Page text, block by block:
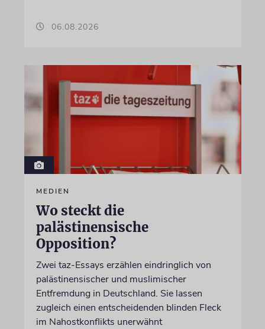
06.08.2026
MEDIEN
Wo steckt die
palästinensische
Opposition?
Zwei taz-Essays erzählen eindringlich von
palästinensischer und muslimischer
Entfremdung in Deutschland. Sie lassen
zugleich einen entscheidenden blinden Fleck
im Nahostkonflikts unerwähnt